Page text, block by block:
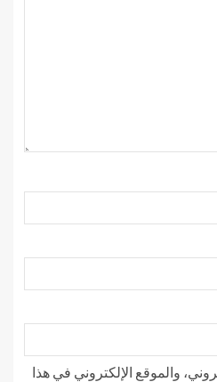
والموقع الإلكتروني في هذا